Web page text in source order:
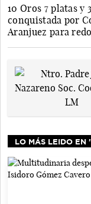
10 Oros 7 platas y
conquistada por
Aranjuez para
LO MÁS LEIDO EN